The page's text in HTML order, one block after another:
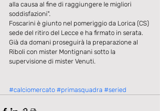
alla causa al fine di raggiungere le migliori
soddisfazioni".
Foscarini è giunto nel pomeriggio da Lorica (CS)
sede del ritiro del Lecce e ha firmato in serata.
Già da domani proseguirà la preparazione al
Riboli con mister Montignani sotto la
supervisione di mister Venuti.
#calciomercato #primasquadra #seried